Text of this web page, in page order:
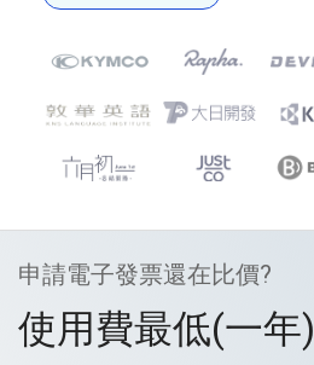
申請電子發票還在比價?
使用費最低(一年)